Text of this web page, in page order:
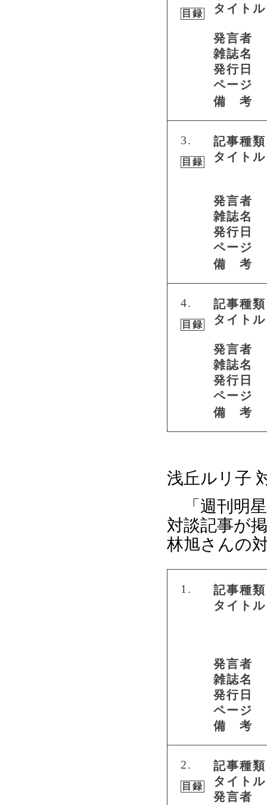
目録
タイトル
発言者
雑誌名
発行日
ページ
備 考
3.
目録
記事種類
タイトル
発言者
雑誌名
発行日
ページ
備 考
4.
目録
記事種類
タイトル
発言者
雑誌名
発行日
ページ
備 考
浅丘ルリ子
「週刊明星
対談記事が
林旭さんの
1.
記事種類
タイトル
発言者
雑誌名
発行日
ページ
備 考
2.
目録
記事種類
タイトル
発言者